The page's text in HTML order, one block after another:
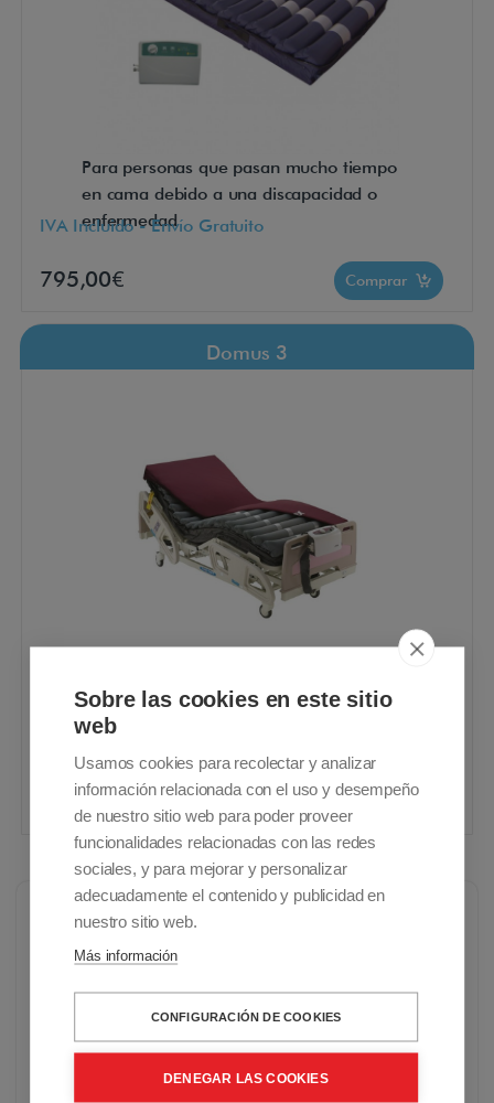
Para personas que pasan mucho tiempo
en cama debido a una discapacidad o
enfermedad
IVA Incluido - Envío Gratuito
795,00€ Comprar
Domus 3
Colchón de aire antiescaras con
compresor con regulación de presión
698,00€ Comprar
¿Qué es un colchón
antiescaras de aire?
Los colchones de aire están pensados para
personas con movilidad muy reducida o nula ya
Sobre las cookies en este sitio
web
Usamos cookies para recolectar y analizar
información relacionada con el uso y desempeño
de nuestro sitio web para poder proveer
funcionalidades relacionadas con las redes
sociales, y para mejorar y personalizar
adecuadamente el contenido y publicidad en
nuestro sitio web.
Más información
CONFIGURACIÓN DE COOKIES
DENEGAR LAS COOKIES